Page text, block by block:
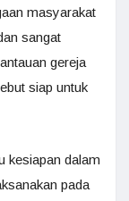
masyarakat
sangat
gereja
siap untuk
kesiapan dalam
pada